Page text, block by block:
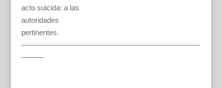
acto suicida: a las
autoridades
pertinentes.
————————————————————————
———